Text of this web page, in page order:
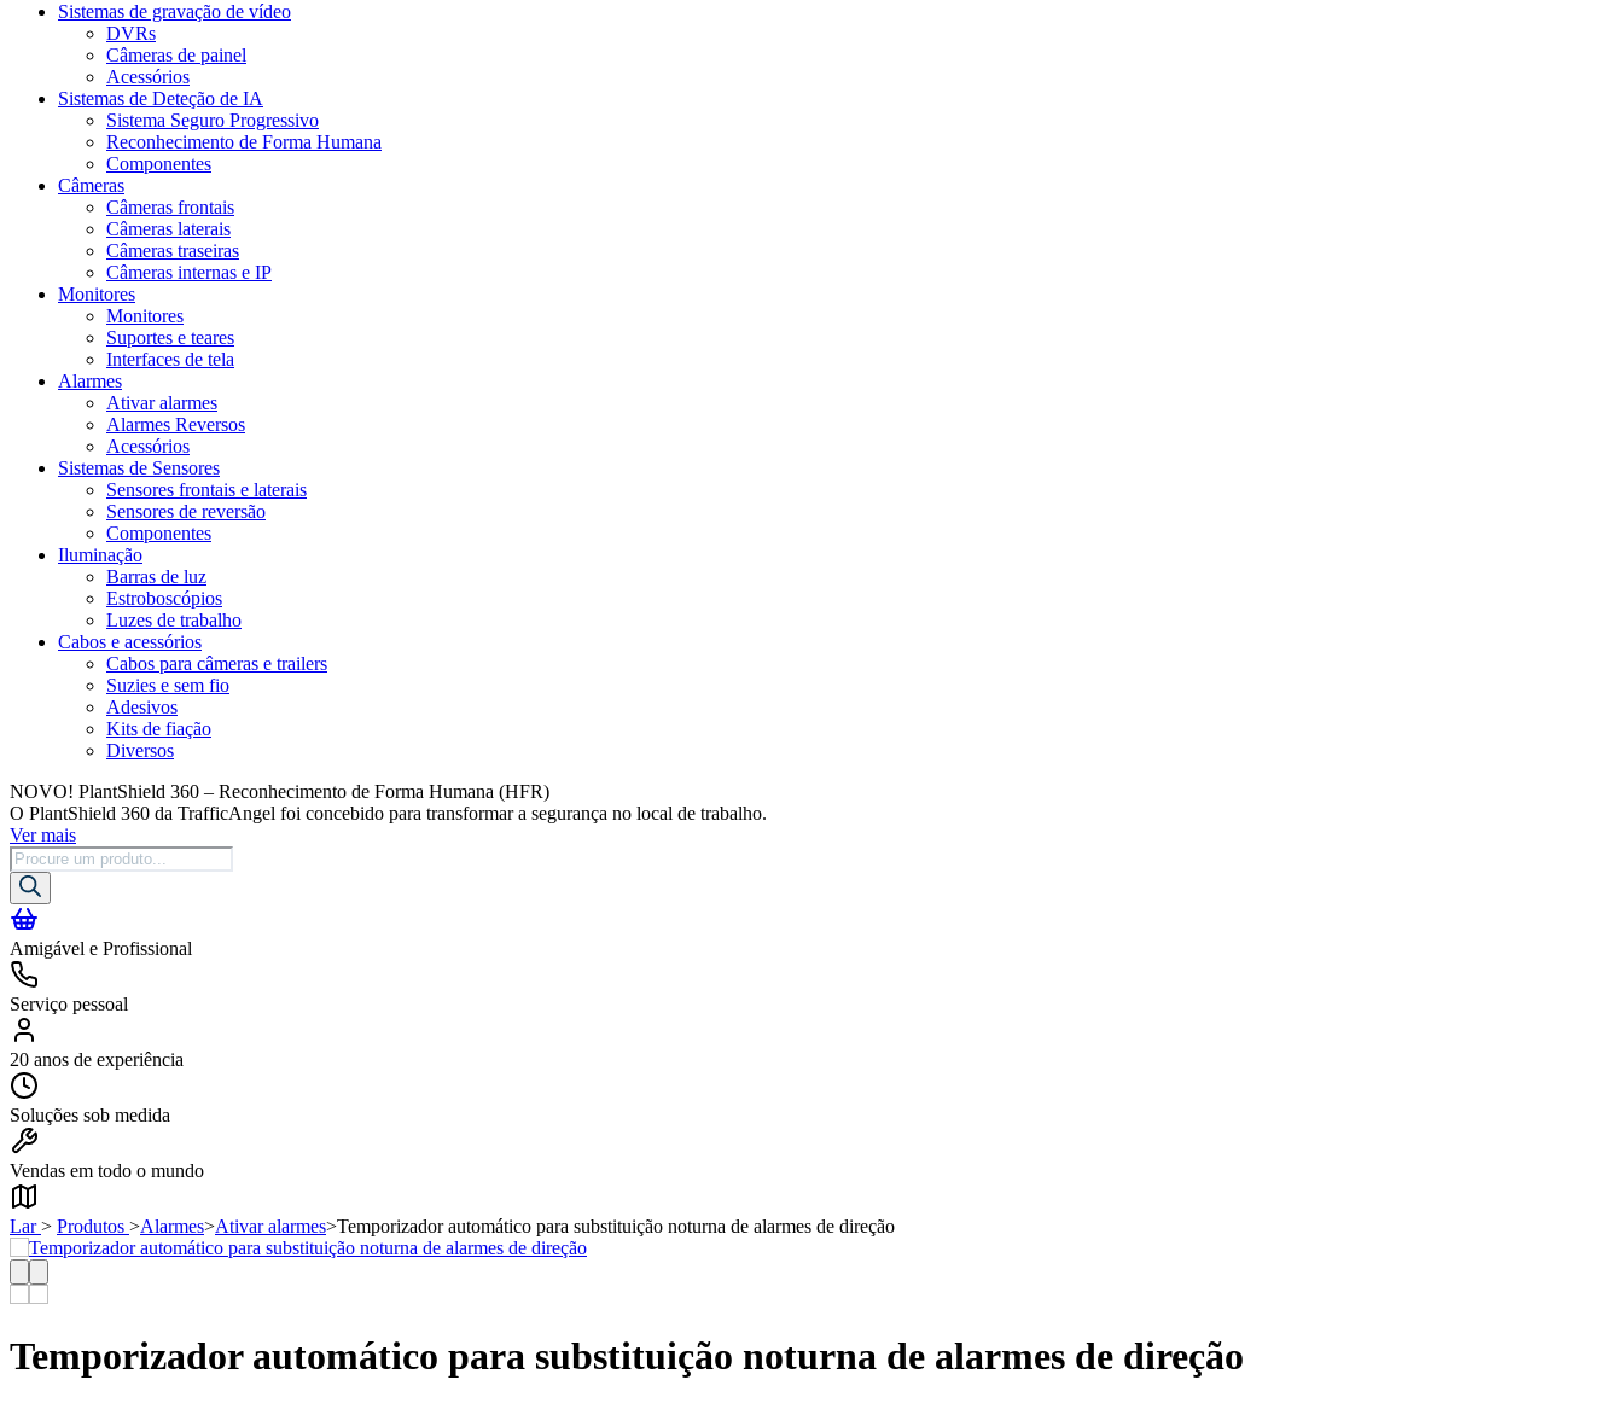
Sistemas de gravação de vídeo
DVRs
Câmeras de painel
Acessórios
Sistemas de Deteção de IA
Sistema Seguro Progressivo
Reconhecimento de Forma Humana
Componentes
Câmeras
Câmeras frontais
Câmeras laterais
Câmeras traseiras
Câmeras internas e IP
Monitores
Monitores
Suportes e teares
Interfaces de tela
Alarmes
Ativar alarmes
Alarmes Reversos
Acessórios
Sistemas de Sensores
Sensores frontais e laterais
Sensores de reversão
Componentes
Iluminação
Barras de luz
Estroboscópios
Luzes de trabalho
Cabos e acessórios
Cabos para câmeras e trailers
Suzies e sem fio
Adesivos
Kits de fiação
Diversos
NOVO! PlantShield 360 – Reconhecimento de Forma Humana (HFR)
O PlantShield 360 da TrafficAngel foi concebido para transformar a segurança no local de trabalho.
Ver mais
Pesquisa
de
produtos
Amigável e Profissional
Serviço pessoal
20 anos de experiência
Soluções sob medida
Vendas em todo o mundo
Lar > Produtos >Alarmes>Ativar alarmes>Temporizador automático para substituição noturna de alarmes de direção
Temporizador automático para substituição noturna de alarmes de direção